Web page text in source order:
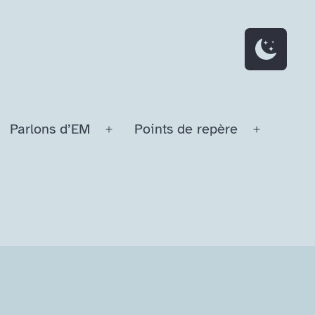
Parlons d’EM
Ouvrir
Points de repère
Ouvrir